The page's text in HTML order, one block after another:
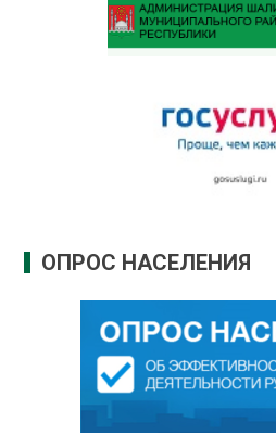
ОПРОС НАСЕЛЕНИЯ